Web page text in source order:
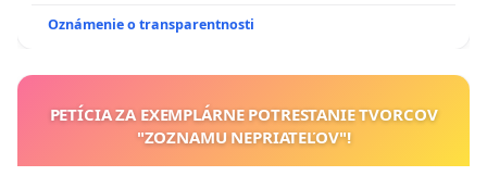
Oznámenie o transparentnosti
PETÍCIA ZA EXEMPLÁRNE POTRESTANIE TVORCOV
"ZOZNAMU NEPRIATEĽOV"!